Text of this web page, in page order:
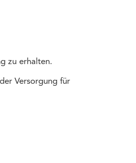
zu erhalten.
Versorgung für